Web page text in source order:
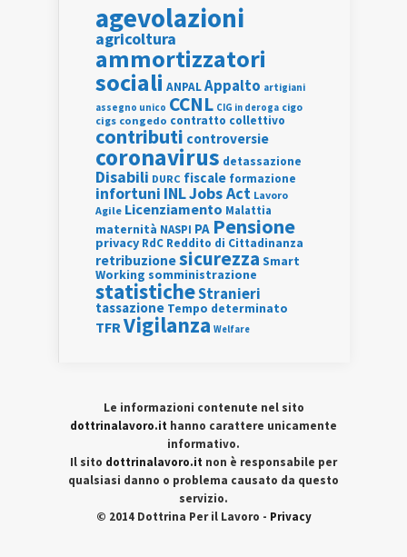
agevolazioni
agricoltura
ammortizzatori
sociali ANPALAppalto artigiani
assegno unico CCNL CIG in deroga cigo
cigs congedo contratto collettivo
contributi controversie
coronavirus detassazione
Disabili DURC fiscale formazione
infortuni INLJobs Act Lavoro
Agile Licenziamento Malattia
maternità NASPI PA Pensione
privacy RdC Reddito di Cittadinanza
retribuzionesicurezza Smart
Working somministrazione
statisticheStranieri
tassazione Tempo determinato
TFRVigilanza Welfare
Le informazioni contenute nel sito
dottrinalavoro.it hanno carattere unicamente
informativo.
Il sito dottrinalavoro.it non è responsabile per
qualsiasi danno o problema causato da questo
servizio.
© 2014 Dottrina Per il Lavoro - Privacy